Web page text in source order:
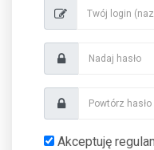
Akceptuję